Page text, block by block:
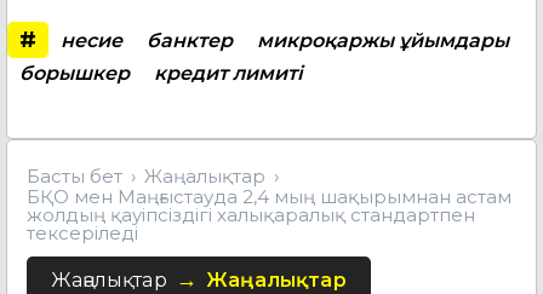
# несие банктер
микроқаржы ұйымдары
борышкер
кредит лимиті
Басты бет
Жаңалықтар
БҚО мен Маңғыстауда 2,4 мың шақырымнан астам
жолдың қауіпсіздігі халықаралық стандартпен
тексеріледі
Жаңалықтар Жаңалықтар